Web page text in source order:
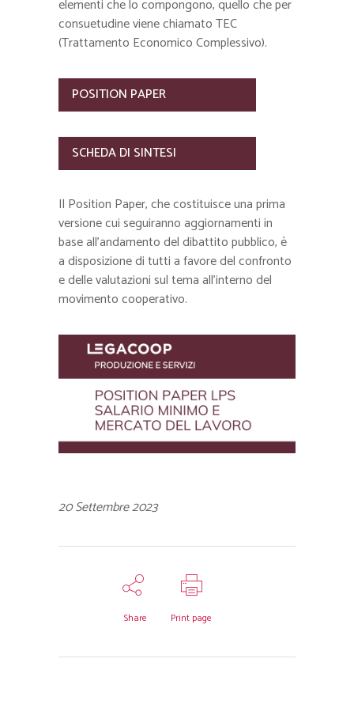
elementi che lo compongono, quello che per
consuetudine viene chiamato TEC
(Trattamento Economico Complessivo).
POSITION PAPER
SCHEDA DI SINTESI
Il Position Paper, che costituisce una prima
versione cui seguiranno aggiornamenti in
base all’andamento del dibattito pubblico, è
a disposizione di tutti a favore del confronto
e delle valutazioni sul tema all’interno del
movimento cooperativo.
20 Settembre 2023
Share Print page